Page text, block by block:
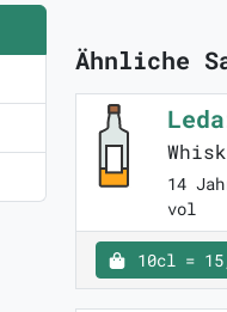
Ähnliche
14
vol
10cl =